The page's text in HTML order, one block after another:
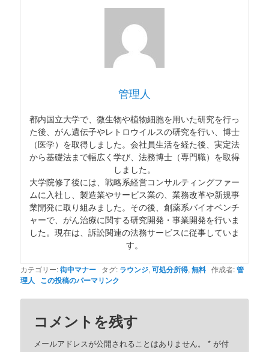
管理人
都内国立大学で、微生物や植物細胞を用いた研究を行っ
た後、がん遺伝子やレトロウイルスの研究を行い、博士
（医学）を取得しました。会社員生活を経た後、実定法
から基礎法まで幅広く学び、法務博士（専門職）を取得
しました。
大学院修了後には、戦略系経営コンサルティングファー
ムに入社し、製造業やサービス業の、業務改革や新規事
業開発に取り組みました。その後、創薬系バイオベンチ
ャーで、がん治療に関する研究開発・事業開発を行いま
した。現在は、訴訟関連の法務サービスに従事していま
す。
カテゴリー:街中マナー タグ: ラウンジ,可処分所得,無料 作成者:管
理人
この投稿のパーマリンク
コメントを残す
メールアドレスが公開されることはありません。 * が付